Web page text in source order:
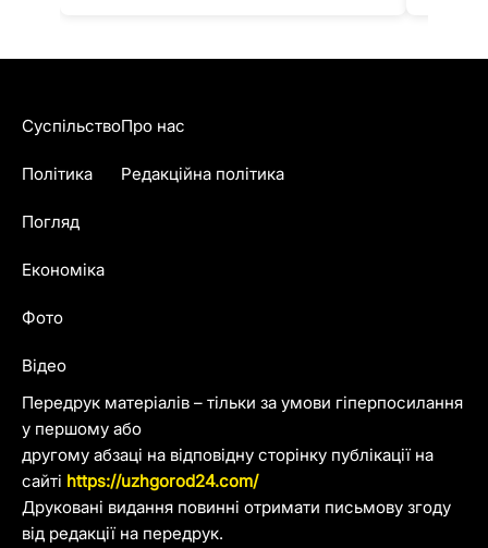
Передрук матеріалів – тільки за умови гіперпосилання
у першому або
другому абзаці на відповідну сторінку публікації на
сайті https://uzhgorod24.com/
Друковані видання повинні отримати письмову згоду
від редакції на передрук.
Суспільство
Політика
Погляд
Економіка
Фото
Відео
Про нас
Редакційна політика